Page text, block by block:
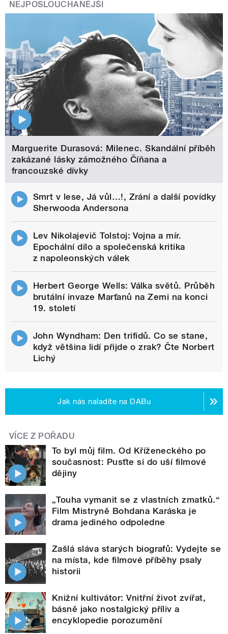
NEJPOSLOUCHANĚJŠÍ
Marguerite Durasová: Milenec. Skandální příběh
zakázané lásky zámožného Číňana a
francouzské dívky
Smrt v lese, Já vůl…!, Zrání a další povídky
Sherwooda Andersona
Lev Nikolajevič Tolstoj: Vojna a mír.
Epochální dílo a společenská kritika
z napoleonských válek
Herbert George Wells: Válka světů. Průběh
brutální invaze Marťanů na Zemi na konci
19. století
John Wyndham: Den trifidů. Co se stane,
když většina lidí přijde o zrak? Čte Norbert
Lichý
Jak nás naladíte na DABu
VÍCE Z POŘADU
To byl můj film. Od Kříženeckého po
současnost: Pusťte si do uší filmové
dějiny
„Touha vymanit se z vlastních zmatků.“
Film Mistryně Bohdana Karáska je
drama jediného odpoledne
Zašlá sláva starých biografů: Vydejte se
na místa, kde filmové příběhy psaly
historii
Knižní kultivátor: Vnitřní život zvířat,
básně jako nostalgický příliv a
encyklopedie porozumění